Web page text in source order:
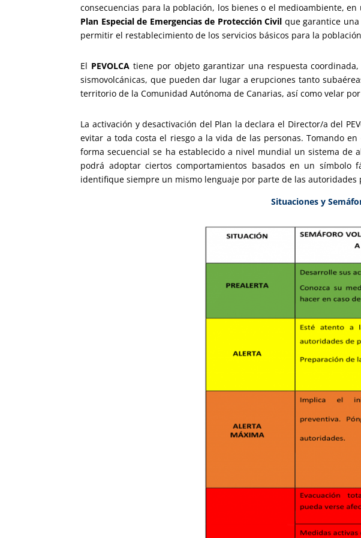
consecuencias para la población, los bienes o el medioambiente,
Plan Especial de Emergencias de Protección Civil que garantice
permitir el restablecimiento de los servicios básicos para la
El PEVOLCA tiene por objeto garantizar una respuesta
sismovolcánicas, que pueden dar lugar a erupciones tanto
territorio de la Comunidad Autónoma de Canarias, así como velar
La activación y desactivación del Plan la declara el Director/a del
evitar a toda costa el riesgo a la vida de las personas. Tomando
forma secuencial se ha establecido a nivel mundial un sistema de
podrá adoptar ciertos comportamientos basados en un
identifique siempre un mismo lenguaje por parte de las
Situaciones y